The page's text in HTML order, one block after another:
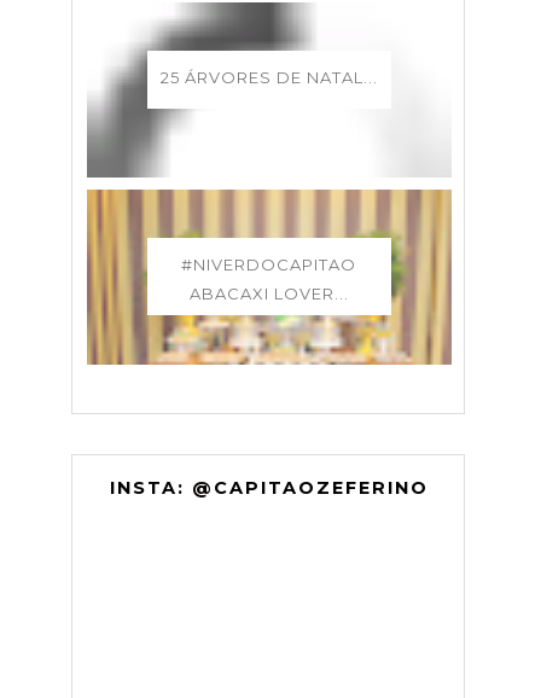
25 ÁRVORES DE NATAL...
#NIVERDOCAPITAO
ABACAXI LOVER...
INSTA: @CAPITAOZEFERINO